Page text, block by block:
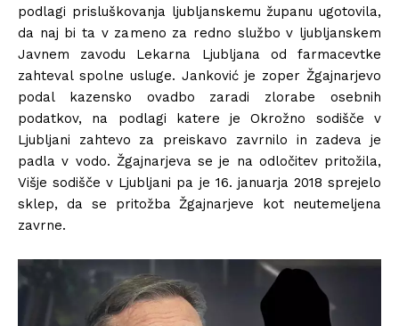
podlagi prisluškovanja ljubljanskemu županu ugotovila,
da naj bi ta v zameno za redno službo v ljubljanskem
Javnem zavodu Lekarna Ljubljana od farmacevtke
zahteval spolne usluge. Janković je zoper Žgajnarjevo
podal kazensko ovadbo zaradi zlorabe osebnih
podatkov, na podlagi katere je Okrožno sodišče v
Ljubljani zahtevo za preiskavo zavrnilo in zadeva je
padla v vodo. Žgajnarjeva se je na odločitev pritožila,
Višje sodišče v Ljubljani pa je 16. januarja 2018 sprejelo
sklep, da se pritožba Žgajnarjeve kot neutemeljena
zavrne.